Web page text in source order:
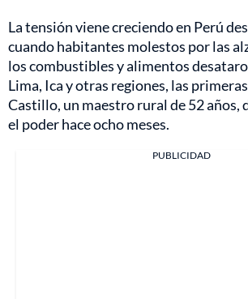
La tensión viene creciendo en Perú
cuando habitantes molestos por las
los combustibles y alimentos
Lima, Ica y otras regiones, las
Castillo, un maestro rural de 52 años,
el poder hace ocho meses.
PUBLICIDAD